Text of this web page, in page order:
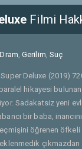
Filmi
Dram,Gerilim, Suç
Super Deluxe (2019)
hikayesi
Sadakatsiz yeni
bir baba,
öğrenen
çıkmazdan